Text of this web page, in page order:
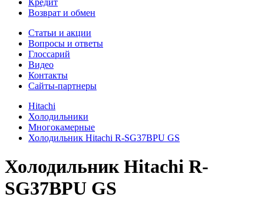
Кредит
Возврат и обмен
Cтатьи и акции
Вопросы и ответы
Глоссарий
Видео
Контакты
Сайты-партнеры
Hitachi
Холодильники
Многокамерные
Холодильник Hitachi R-SG37BPU GS
ХолодильникHitachi R-
SG37BPU GS